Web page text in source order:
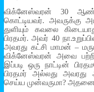
விக்னேஸ்வரன் 30
கொட்டியவர். அவருக்கு
துளியும் கவலை
பிரதமர். அவர் 40
அவரது கட்சி மாமன் –
விக்னேஸ்வரன் அவை
இப்படி ஒரு நாட்டின்
பிரதமர் அல்லது அவரது
செய்ய முன்வருமா? அதனை